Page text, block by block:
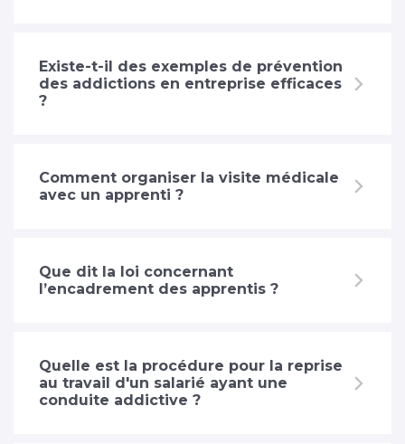
Existe-t-il des exemples de prévention
des addictions en entreprise efficaces
?
Comment organiser la visite médicale
avec un apprenti ?
Que dit la loi concernant
l’encadrement des apprentis ?
Quelle est la procédure pour la reprise
au travail d'un salarié ayant une
conduite addictive ?